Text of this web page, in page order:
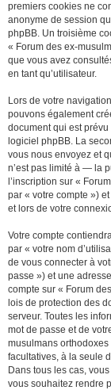
premiers cookies ne
anonyme de session
phpBB. Un troisième
« Forum des ex-
que vous avez
en tant qu’utilisateur.
Lors de votre
pouvons également
document qui est
logiciel phpBB. La
vous nous envoyez et
n’est pas limité à — la
l’inscription sur «
par « votre compte »)
et lors de votre
Votre compte
par « votre nom
de vous connecter à
passe ») et une
compte sur « Forum
lois de protection des
serveur. Toutes les
mot de passe et de
musulmans
facultatives, à la seule
Dans tous les cas,
vous souhaitez rendre